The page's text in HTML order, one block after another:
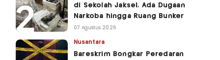
di Sekolah Jaksel, Ada Dugaan
Narkoba hingga Ruang Bunker
07 Agustus 2026
Nusantara
Bareskrim Bongkar Peredaran